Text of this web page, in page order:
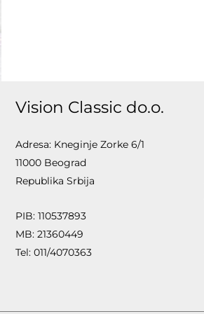
Vision Classic do.o.
Adresa: Kneginje Zorke 6/1
11000 Beograd
Republika Srbija
PIB: 110537893
MB: 21360449
Tel: 011/4070363